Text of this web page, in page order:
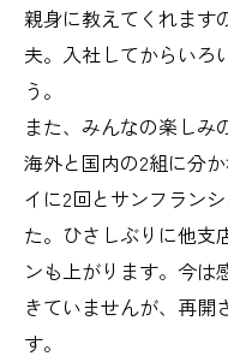
親身に教えてくれます
夫。入社してからいろ
う。
また、みんなの楽しみ
海外と国内の2組に分
イに2回とサンフラン
た。ひさしぶりに他支
ンも上がります。今は
きていませんが、再開
す。